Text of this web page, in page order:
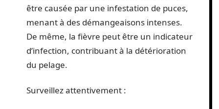
être causée par une infestation de puces,
menant à des démangeaisons intenses.
De même, la fièvre peut être un indicateur
d’infection, contribuant à la détérioration
du pelage.
Surveillez attentivement :